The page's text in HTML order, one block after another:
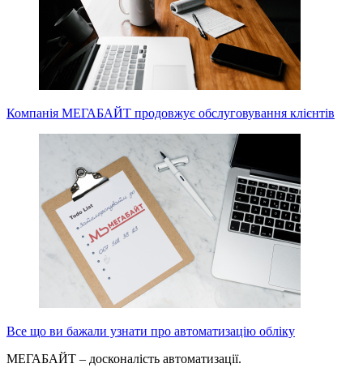
Компанія МЕГАБАЙТ продовжує обслуговування клієнтів
Все що ви бажали узнати про автоматизацію обліку
МЕГАБАЙТ – досконалість автоматизації.